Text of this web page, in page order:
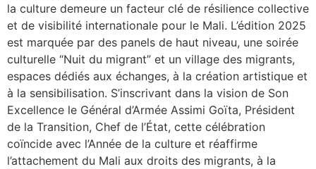
la culture demeure un facteur clé de résilience collective
et de visibilité internationale pour le Mali. L’édition 2025
est marquée par des panels de haut niveau, une soirée
culturelle “Nuit du migrant” et un village des migrants,
espaces dédiés aux échanges, à la création artistique et
à la sensibilisation. S’inscrivant dans la vision de Son
Excellence le Général d’Armée Assimi Goïta, Président
de la Transition, Chef de l’État, cette célébration
coïncide avec l’Année de la culture et réaffirme
l’attachement du Mali aux droits des migrants, à la